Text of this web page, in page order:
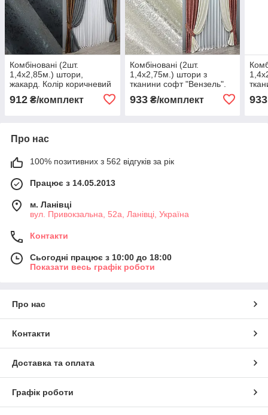
Комбіновані (2шт.
1,4х2,85м.) штори,
жакард. Колір коричневий
з графітовим. Код 014дк
(660-1015ш) 10-852
912 ₴/комплект
Комбіновані (2шт.
1,4х2,75м.) штори з
тканини софт "Вензель".
молочним. Код 014дк
933₴/комплект 933
Про нас
100% позитивних з 562 відгуків за рік
Працює з 14.05.2013
м. Ланівці
вул. Привокзальна, 52а, Ланівці, Україна
Контакти
Сьогодні працює з 10:00 до 18:00
Показати весь графік роботи
Про нас
Контакти
Доставка та оплата
Графік роботи